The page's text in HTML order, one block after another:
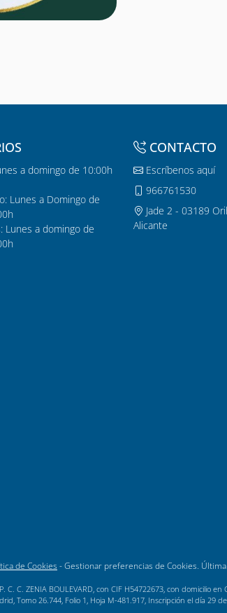
a domingo de 10:00h
Lunes a Domingo de
Lunes a domingo de
CONTACTO
Escríbenos aquí
966761530
Jade 2 - 03189
Alicante
de Cookies -Gestionar preferencias de Cookies.
C. ZENIA BOULEVARD, con CIF H54722673, con domicilio
Tomo 26.744, Folio 1, Hoja M-481.917, Inscripción el día 29